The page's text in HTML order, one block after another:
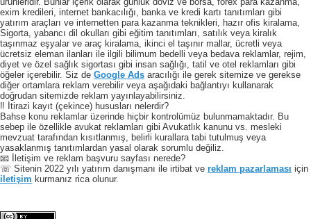
exim kredileri, internet bankacılığı, banka ve kredi kartı tanıtımları gibi
yatırım araçları ve internetten para kazanma teknikleri, hazır ofis kiralama,
Sigorta, yabancı dil okulları gibi eğitim tanıtımları, satılık veya kiralık
taşınmaz eşyalar ve araç kiralama, ikinci el taşınır mallar, ücretli veya
ücretsiz eleman ilanları ile ilgili bilimum bedelli veya bedava reklamlar, rejim,
diyet ve özel sağlık sigortası gibi insan sağlığı, tatil ve otel reklamları gibi
öğeler içerebilir. Siz de Google Ads aracılığı ile gerek sitemize ve gerekse
diğer ortamlara reklam verebilir veya aşağıdaki bağlantıyı kullanarak
doğrudan sitemizde reklam yayınlayabilirsiniz.
‼️ İtirazi kayıt (çekince) hususları nelerdir?
Bahse konu reklamlar üzerinde hiçbir kontrolümüz bulunmamaktadır. Bu
sebep ile özellikle avukat reklamları gibi Avukatlık kanunu vs. mesleki
mevzuat tarafından kısıtlanmış, belirli kurallara tabi tutulmuş veya
yasaklanmış tanıtımlardan yasal olarak sorumlu değiliz.
📧 İletişim ve reklam başvuru sayfası nerede?
☏ Sitenin 2022 yılı yatırım danışmanı ile irtibat ve reklam pazarlaması için
iletişim kurmanız rica olunur.